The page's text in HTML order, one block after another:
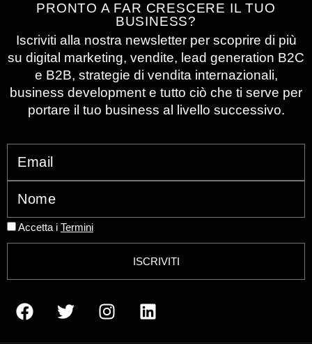
PRONTO A FAR CRESCERE IL TUO
BUSINESS?
Iscriviti alla nostra newsletter per scoprire di più
su digital marketing, vendite, lead generation B2C
e B2B, strategie di vendita internazionali,
business development e tutto ciò che ti serve per
portare il tuo business al livello successivo.
Accetta i Termini
ISCRIVITI